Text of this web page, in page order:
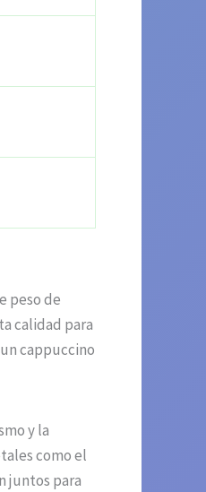
peso de
calidad para
cappuccino
y la
como el
juntos para